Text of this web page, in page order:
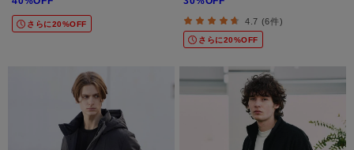
さらに20%OFF 4.7 (6件)
さらに20%OFF